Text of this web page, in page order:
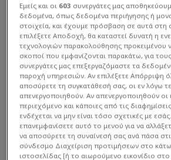
Εμείς και οι 603 συνεργάτες μας
δεδομένα, όπως δεδομένα περιήγησης ή
στοιχεία, και έχουμε πρόσβαση σε αυτά στη
επιλέξετε Αποδοχή, θα καταστεί δυνατή η
τεχνολογιών παρακολούθησης προκειμένου
σκοποί που εμφανίζονται παρακάτω, για
συνεργάτες μας επεξεργαζόμαστε τα
παροχή υπηρεσιών. Αν επιλέξετε Απόρριψη
αποσύρετε τη συγκατάθεσή σας, οι εν λόγω
απενεργοποιηθούν. Αν απενεργοποιηθούν οι
περιεχόμενο και κάποιες από τις
ενδέχεται να μην είναι τόσο σχετικές με
επανεμφανίσετε αυτό το μενού για να
να αποσύρετε τη συναίνεσή σας ανά πάσα
σύνδεσμο Διαχείριση προτιμήσεων στο
ιστοσελίδας [ή το αιωρούμενο εικονίδιο